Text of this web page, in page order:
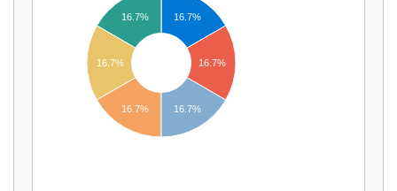
Affichage par
16.7%
16.7%
16.7%
16.7%
16.7% 16.7%